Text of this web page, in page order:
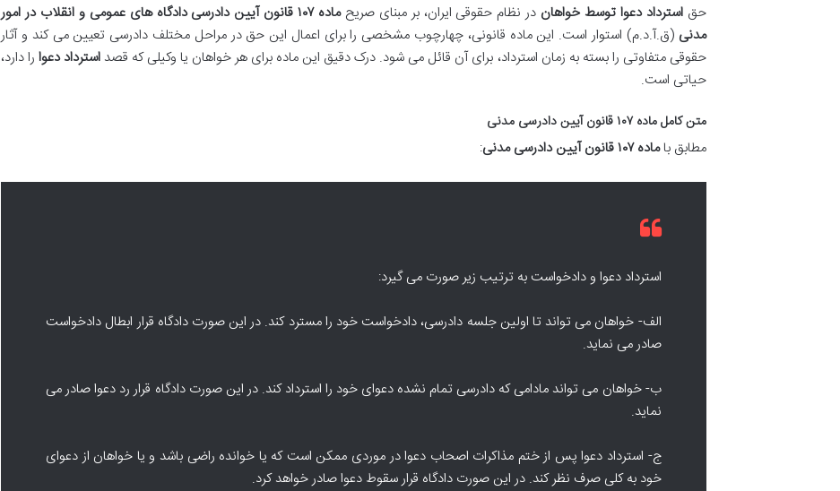
حقاسترداد دعوا توسط خواهان در نظام حقوقی ایران، بر مبنای صریح
ماده ۱۰۷ قانون آیین دادرسی دادگاه های عمومی و انقلاب در امور
مدنی (ق.آ.د.م) استوار است. این ماده قانونی، چهارچوب مشخصی را برای اعمال این حق در مراحل مختلف دادرسی تعیین می کند و آثار
حقوقی متفاوتی را بسته به زمان استرداد، برای آن قائل می شود. درک دقیق این ماده برای هر خواهان یا وکیلی که قصداسترداد دعوارا دارد،
حیاتی است.
متن کامل ماده ۱۰۷ قانون آیین دادرسی مدنی
مطابق باماده ۱۰۷ قانون آیین دادرسی مدنی :
استرداد دعوا و دادخواست به ترتیب زیر صورت می گیرد:
الف- خواهان می تواند تا اولین جلسه دادرسی، دادخواست خود را مسترد کند. در این صورت دادگاه قرار ابطال دادخواست
صادر می نماید.
ب- خواهان می تواند مادامی که دادرسی تمام نشده دعوای خود را استرداد کند. در این صورت دادگاه قرار رد دعوا صادر می
نماید.
ج- استرداد دعوا پس از ختم مذاکرات اصحاب دعوا در موردی ممکن است که یا خوانده راضی باشد و یا خواهان از دعوای
خود به کلی صرف نظر کند. در این صورت دادگاه قرار سقوط دعوا صادر خواهد کرد.